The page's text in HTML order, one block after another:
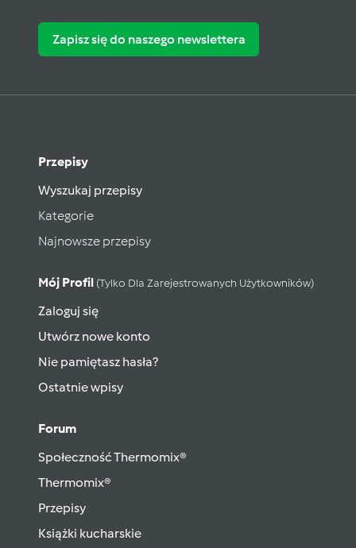
Zapisz się do naszego newslettera
Przepisy
Wyszukaj przepisy
Kategorie
Najnowsze przepisy
Mój Profil (tylko Dla Zarejestrowanych Użytkowników)
Zaloguj się
Utwórz nowe konto
Nie pamiętasz hasła?
Ostatnie wpisy
Forum
Społeczność Thermomix®
Thermomix®
Przepisy
Książki kucharskie